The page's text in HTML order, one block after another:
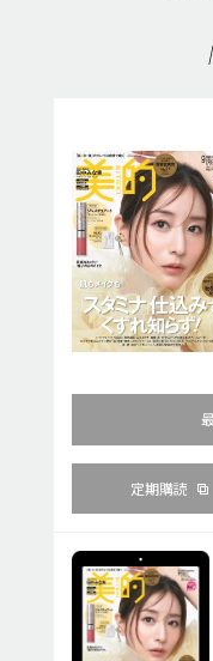
定期購読